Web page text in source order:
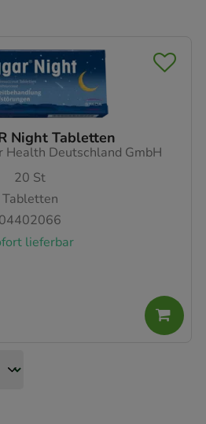
Night Tabletten
Health Deutschland GmbH
20 St
Tabletten
04402066
lieferbar